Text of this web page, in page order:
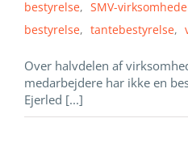
bestyrelse, SMV-
bestyrelse, tantebestyrelse,
Over halvdelen af
medarbejdere har ikke en
Ejerled [...]